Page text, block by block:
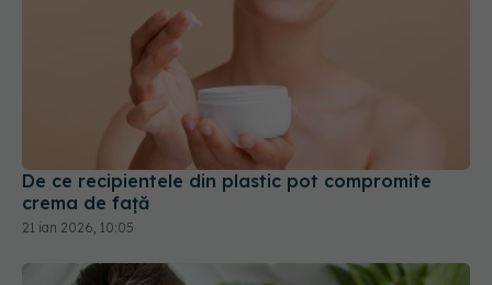
De ce recipientele din plastic pot compromite
crema de față
21 ian 2026, 10:05